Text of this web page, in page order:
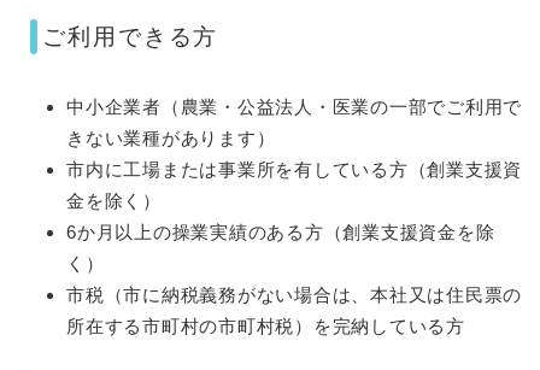
ご利用できる方
中小企業者（農業・公益法人・医業の一部でご利用で
きない業種があります）
市内に工場または事業所を有している方（創業支援資
金を除く）
6か月以上の操業実績のある方（創業支援資金を除
く）
市税（市に納税義務がない場合は、本社又は住民票の
所在する市町村の市町村税）を完納している方